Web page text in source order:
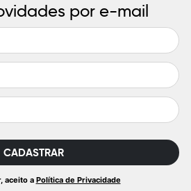
por e-mail
aceito a Política de Privacidade